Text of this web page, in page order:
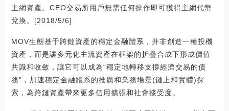
主網資產。CEO交易所用戶無需任何操作即可獲得主網代幣
兌換。[2018/5/6]
MOV生態基于跨鏈資產的穩定金融體系，并非創造一種投機
資產，而是讓多元化主流資產在框架的折疊合成下形成價值
共識和收斂，讓它可以成為“穩定地轉移支撐經濟交易的債
務”，加速穩定金融體系的推廣和業務場景(鏈上和實體)探
索，為跨鏈資產帶來更多信用擴張和社會接受度。